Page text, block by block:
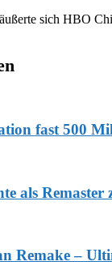
sich HBO
fast 500
als Remaster
Remake –